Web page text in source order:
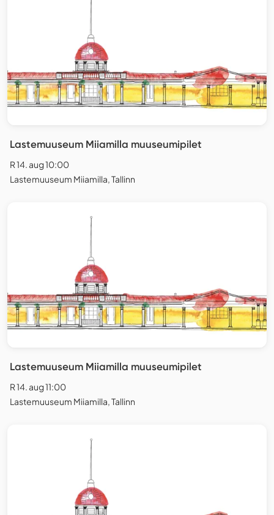
Lastemuuseum Miiamilla muuseumipilet
R 14. aug 10:00
Lastemuuseum Miiamilla, Tallinn
Lastemuuseum Miiamilla muuseumipilet
R 14. aug 11:00
Lastemuuseum Miiamilla, Tallinn